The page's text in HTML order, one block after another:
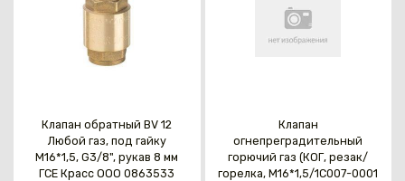
Клапан обратный BV 12
Любой газ, под гайку
М16*1,5, G3/8", рукав 8 мм
ГСЕ Красс OOO 0863533
Клапан
огнепреградительный
горючий газ (КОГ, резак/
горелка, М16*1,5/1C007-0001